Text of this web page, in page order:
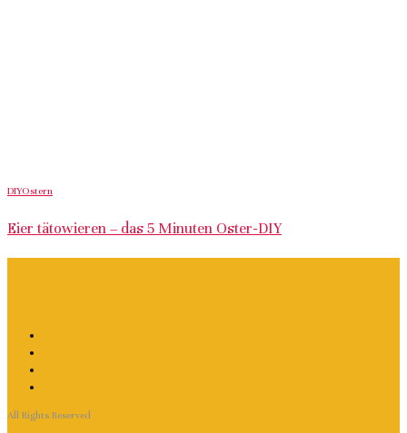
DIYOstern
Eier tätowieren – das 5 Minuten Oster-DIY
All Rights Reserved